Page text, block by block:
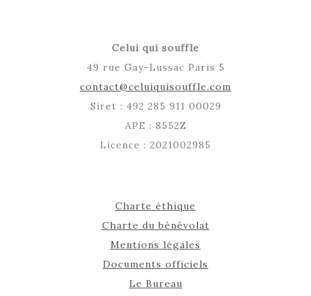
Celui qui souffle
49 rue Gay-Lussac Paris 5
contact@celuiquisouffle.com
Siret : 492 285 911 00029
APE : 8552Z
Licence : 2021002985
Charte éthique
Charte du bénévolat
Mentions légales
Documents officiels
Le Bureau